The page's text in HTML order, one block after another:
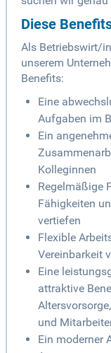
Diese
Als Betriebswirt/
unserem
Benefits:
Eine
Aufgaben im
Ein
Kolleginnen
Regelmäßige
Fähigkeiten
vertiefen
Flexible
Vereinbarkeit
Eine
attraktive
und
Ein moderner